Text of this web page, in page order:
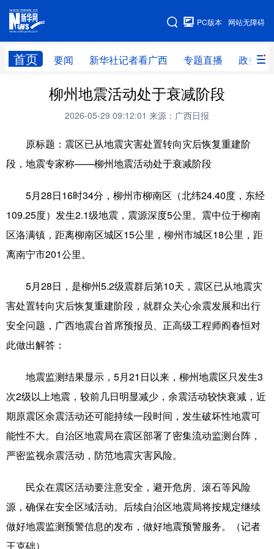
网站无障碍
PC版本
首页 要闻 新华社记者看广西 专题直播 政务信
网站地图
广西频道
新华社记者 专题直播
图片新闻 壮美广西
新华网导航
学习进行时 高层 时政 人事
国际 财经 网评 港澳
科技 科普 体育 文化
健康 军事 访谈 视频
图片
食品 人居 信息化 乡村振兴
溯源中国 城市 旅游 能源
会展 彩票 娱乐 时尚
悦读 公益 书画
地方频道
柳州地震活动处于衰减阶段
2026-05-29 09:12:01 来源：广西日报
原标题：震区已从地震灾害处置转向灾后恢复重建阶
段，地震专家称——柳州地震活动处于衰减阶段
5月28日16时34分，柳州市柳南区（北纬24.40度，东经
109.25度）发生2.1级地震，震源深度5公里。震中位于柳南
区洛满镇，距离柳南区城区15公里，柳州市城区18公里，距
离南宁市201公里。
5月28日，是柳州5.2级震群后第10天，震区已从地震灾
害处置转向灾后恢复重建阶段，就群众关心余震发展和出行
安全问题，广西地震台首席预报员、正高级工程师阎春恒对
此做出解答：
地震监测结果显示，5月21日以来，柳州地震区只发生3
次2级以上地震，较前几日明显减少，余震活动较快衰减，近
期原震区余震活动还可能持续一段时间，发生破坏性地震可
能性不大。自治区地震局在震区部署了密集流动监测台阵，
严密监视余震活动，防范地震灾害风险。
民众在震区活动要注意安全，避开危房、滚石等风险
源，确保在安全区域活动。后续自治区地震局将按规定继续
做好地震监测预警信息的发布，做好地震预警服务。（记者
王克础）